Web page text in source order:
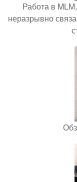
Работа в
неразрывно